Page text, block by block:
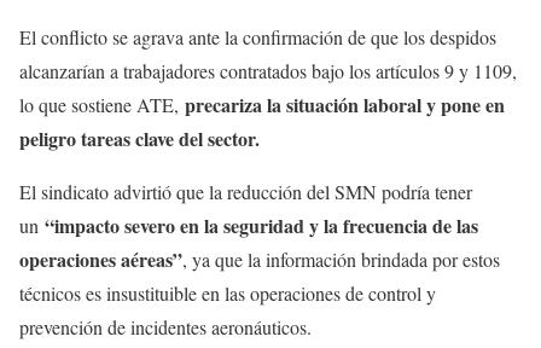
El conflicto se agrava ante la confirmación de que los despidos
alcanzarían a trabajadores contratados bajo los artículos 9 y 1109,
lo que sostiene ATE, precariza la situación laboral y pone en
peligro tareas clave del sector.
El sindicato advirtió que la reducción del SMN podría tener
un “impacto severo en la seguridad y la frecuencia de las
operaciones aéreas”, ya que la información brindada por estos
técnicos es insustituible en las operaciones de control y
prevención de incidentes aeronáuticos.